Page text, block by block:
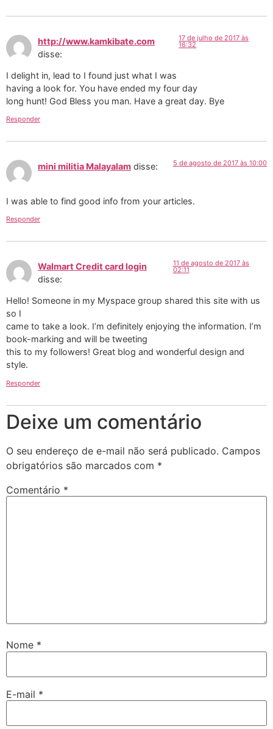
http://www.kamkibate.com
disse:
17 de julho de 2017 às
16:32
I delight in, lead to I found just what I was
having a look for. You have ended my four day
long hunt! God Bless you man. Have a great day. Bye
Responder
mini militia Malayalam disse: 5 de agosto de 2017 às 10:00
I was able to find good info from your articles.
Responder
Walmart Credit card login
disse:
11 de agosto de 2017 às
02:11
Hello! Someone in my Myspace group shared this site with us
so I
came to take a look. I’m definitely enjoying the information. I’m
book-marking and will be tweeting
this to my followers! Great blog and wonderful design and
style.
Responder
Deixe um comentário
O seu endereço de e-mail não será publicado. Campos
obrigatórios são marcados com *
Comentário *
Nome *
E-mail *